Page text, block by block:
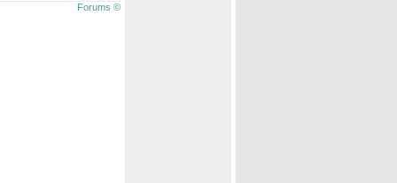
Forums ©